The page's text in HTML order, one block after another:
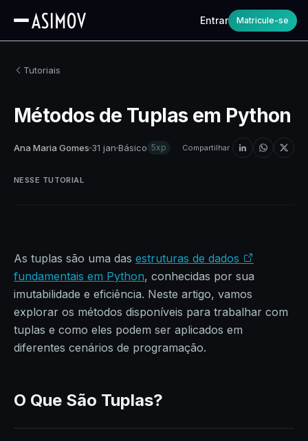
Entrar Matricule-se
Tutoriais
Métodos de Tuplas em Python
Ana Maria Gomes 31 jan Básico 5xp Compartilhar
As tuplas são uma das estruturas de dados
fundamentais em Python, conhecidas por sua
imutabilidade e eficiência. Neste artigo, vamos
explorar os métodos disponíveis para trabalhar com
tuplas e como eles podem ser aplicados em
diferentes cenários de programação.
O Que São Tuplas?
NESSE TUTORIAL